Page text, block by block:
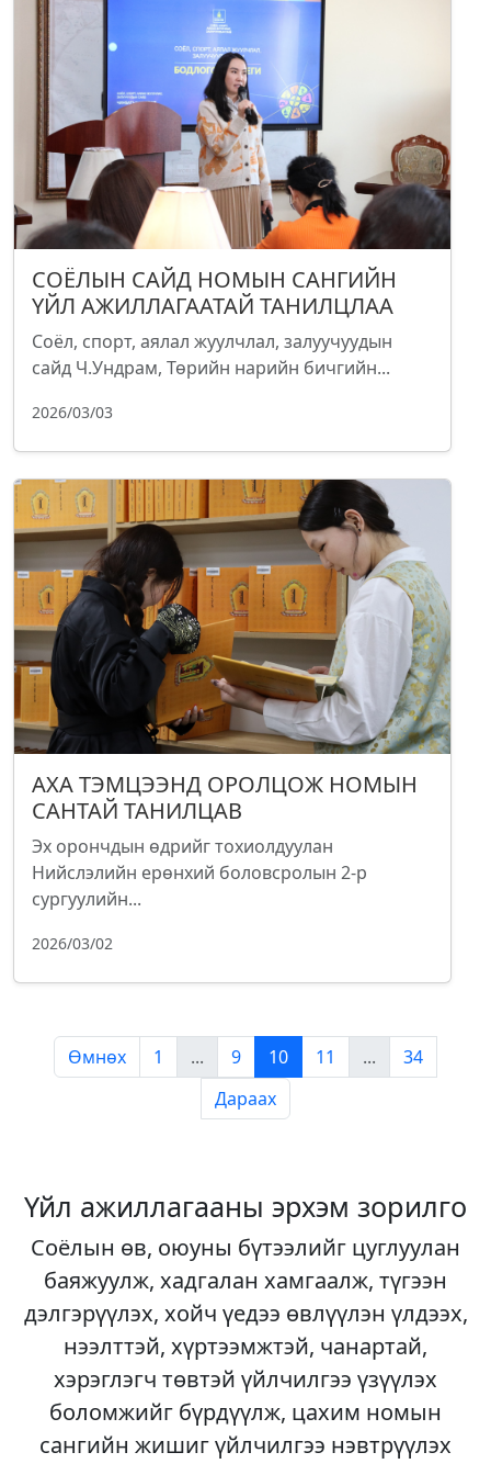
СОЁЛЫН САЙД НОМЫН САНГИЙН
ҮЙЛ АЖИЛЛАГААТАЙ ТАНИЛЦЛАА
Соёл, спорт, аялал жуулчлал, залуучуудын
сайд Ч.Ундрам, Төрийн нарийн бичгийн...
2026/03/03
АХА ТЭМЦЭЭНД ОРОЛЦОЖ НОМЫН
САНТАЙ ТАНИЛЦАВ
Эх орончдын өдрийг тохиолдуулан
Нийслэлийн ерөнхий боловсролын 2-р
сургуулийн...
2026/03/02
Өмнөх 1 ... 9 10 11 ...
34
Дараах
Үйл ажиллагааны эрхэм зорилго
Соёлын өв, оюуны бүтээлийг цуглуулан
баяжуулж, хадгалан хамгаалж, түгээн
дэлгэрүүлэх, хойч үедээ өвлүүлэн үлдээх,
нээлттэй, хүртээмжтэй, чанартай,
хэрэглэгч төвтэй үйлчилгээ үзүүлэх
боломжийг бүрдүүлж, цахим номын
сангийн жишиг үйлчилгээ нэвтрүүлэх